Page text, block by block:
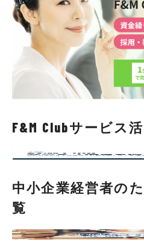
F&M Clubサービス
中小企業経営者の
覧